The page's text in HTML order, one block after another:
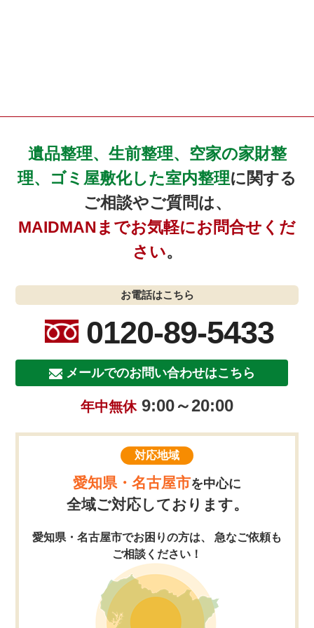
遺品整理、生前整理、空家の家財整
理、ゴミ屋敷化した室内整理に関する
ご相談やご質問は、
MAIDMANまでお気軽にお問合せくだ
さい。
お電話はこちら
0120-89-5433
メールでのお問い合わせはこちら
年中無休9:00～20:00
対応地域
愛知県・名古屋市を中心に
全域ご対応しております。
愛知県・名古屋市でお困りの方は、 急なご依頼も
ご相談ください！